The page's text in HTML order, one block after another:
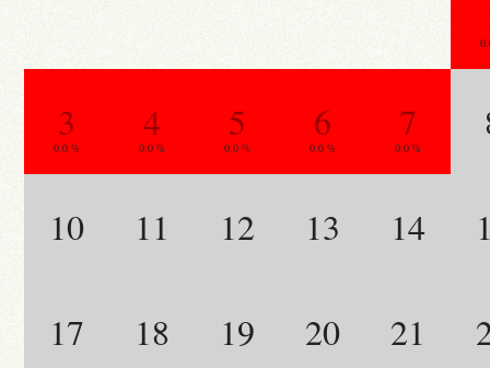
3
0.0 %
4
0.0 %
5
0.0 %
6
0.0 %
7
0.0 %
10 11 12 13 14
17 18 19 20 21